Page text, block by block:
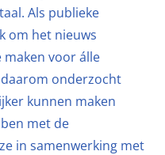
Als publieke
om het nieuws
voor álle
onderzocht
kunnen maken
met de
in samenwerking met